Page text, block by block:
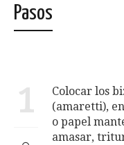
Pasos
1
Colocar los
(amaretti),
o papel
amasar,